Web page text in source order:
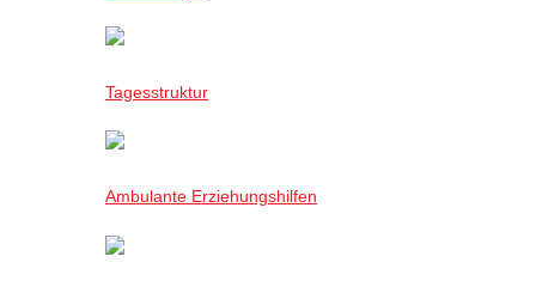
Tagesstruktur
Ambulante Erziehungshilfen